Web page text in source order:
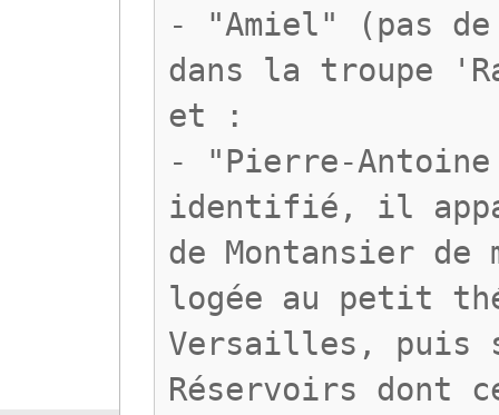
- "Amiel" (pas
dans la troupe
et :
- "Pierre-
identifié, il
de Montansier
logée au petit
Versailles, puis
Réservoirs dont